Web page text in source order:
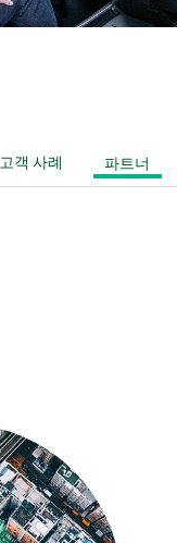
고객 사례 파트너